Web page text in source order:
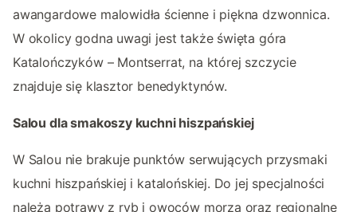
awangardowe malowidła ścienne i piękna dzwonnica.
W okolicy godna uwagi jest także święta góra
Katalończyków – Montserrat, na której szczycie
znajduje się klasztor benedyktynów.
Salou dla smakoszy kuchni hiszpańskiej
W Salou nie brakuje punktów serwujących przysmaki
kuchni hiszpańskiej i katalońskiej. Do jej specjalności
należą potrawy z ryb i owoców morza oraz regionalne